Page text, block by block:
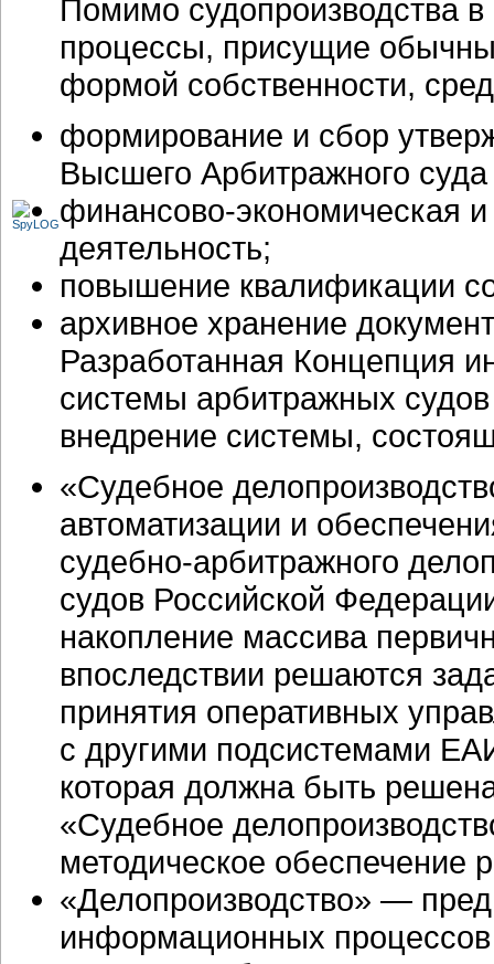
Помимо судопроизводства
процессы, присущие
формой собственности,
формирование и сбор
Высшего Арбитражного
финансово-экономическая
деятельность;
повышение квалификации
архивное хранение
Разработанная Концепция
системы арбитражных
внедрение системы,
«Судебное
автоматизации и
судебно-арбитражного
судов Российской
накопление массива
впоследствии решаются
принятия оперативных
с другими подсистемами
которая должна быть
«Судебное
методическое обеспечение
«Делопроизводство» —
информационных процессов